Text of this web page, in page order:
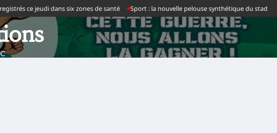
dans six zones de santé Sport : la nouvelle pelouse synthétique du stade des Martyrs